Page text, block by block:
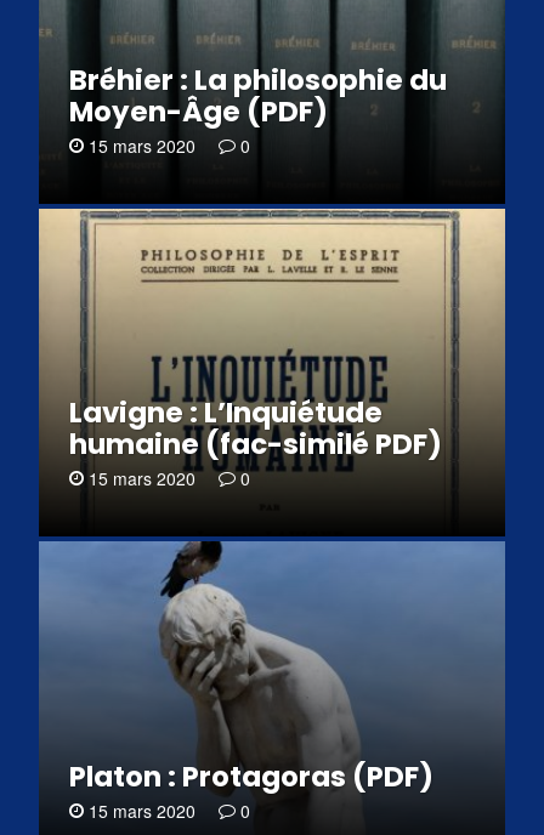
Bréhier : La philosophie du
Moyen-Âge (PDF)
15 mars 2020 0
Lavigne : L’Inquiétude
humaine (fac-similé PDF)
15 mars 2020 0
Platon : Protagoras (PDF)
15 mars 2020 0